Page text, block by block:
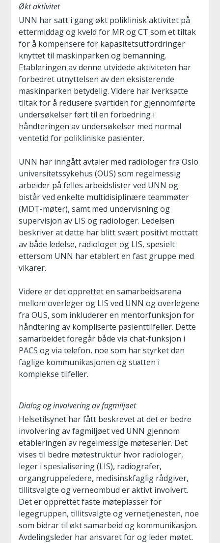
Økt aktivitet
UNN har satt i gang økt poliklinisk aktivitet på
ettermiddag og kveld for MR og CT som et tiltak
for å kompensere for kapasitetsutfordringer
knyttet til maskinparken og bemanning.
Etableringen av denne utvidede aktiviteten har
forbedret utnyttelsen av den eksisterende
maskinparken betydelig. Videre har iverksatte
tiltak for å redusere svartiden for gjennomførte
undersøkelser ført til en forbedring i
håndteringen av undersøkelser med normal
ventetid for polikliniske pasienter.
UNN har inngått avtaler med radiologer fra Oslo
universitetssykehus (OUS) som regelmessig
arbeider på felles arbeidslister ved UNN og
bistår ved enkelte multidisiplinære teammøter
(MDT-møter), samt med undervisning og
supervisjon av LIS og radiologer. Ledelsen
beskriver at dette har blitt svært positivt mottatt
av både ledelse, radiologer og LIS, spesielt
ettersom UNN har etablert en fast gruppe med
vikarer.
Videre er det opprettet en samarbeidsarena
mellom overleger og LIS ved UNN og overlegene
fra OUS, som inkluderer en mentorfunksjon for
håndtering av kompliserte pasienttilfeller. Dette
samarbeidet foregår både via chat-funksjon i
PACS og via telefon, noe som har styrket den
faglige kommunikasjonen og støtten i
komplekse tilfeller.
Dialog og involvering av fagmiljøet
Helsetilsynet har fått beskrevet at det er bedre
involvering av fagmiljøet ved UNN gjennom
etableringen av regelmessige møteserier. Det
vises til bedre møtestruktur hvor radiologer,
leger i spesialisering (LIS), radiografer,
organgruppeledere, medisinskfaglig rådgiver,
tillitsvalgte og verneombud er aktivt involvert.
Det er opprettet faste møteplasser for
legegruppen, tillitsvalgte og vernetjenesten, noe
som bidrar til økt samarbeid og kommunikasjon.
Avdelingsleder har ansvaret for og leder møtet.